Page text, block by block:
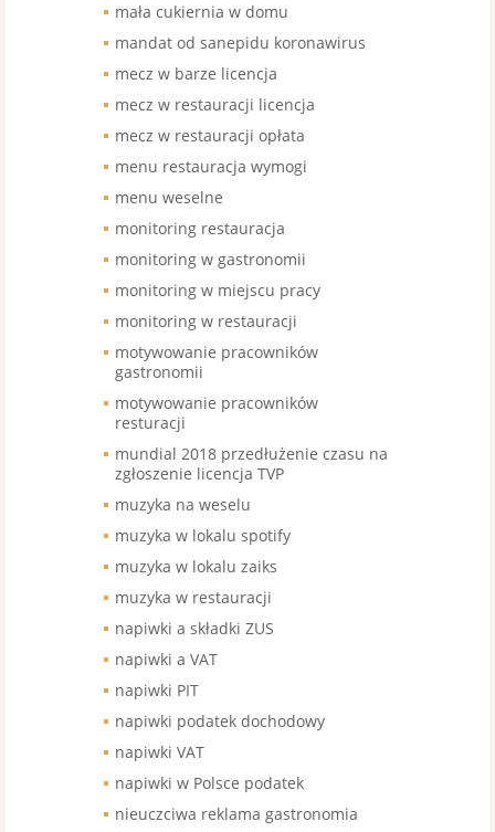
mała cukiernia w domu
mandat od sanepidu koronawirus
mecz w barze licencja
mecz w restauracji licencja
mecz w restauracji opłata
menu restauracja wymogi
menu weselne
monitoring restauracja
monitoring w gastronomii
monitoring w miejscu pracy
monitoring w restauracji
motywowanie pracowników
gastronomii
motywowanie pracowników
resturacji
mundial 2018 przedłużenie czasu na
zgłoszenie licencja TVP
muzyka na weselu
muzyka w lokalu spotify
muzyka w lokalu zaiks
muzyka w restauracji
napiwki a składki ZUS
napiwki a VAT
napiwki PIT
napiwki podatek dochodowy
napiwki VAT
napiwki w Polsce podatek
nieuczciwa reklama gastronomia